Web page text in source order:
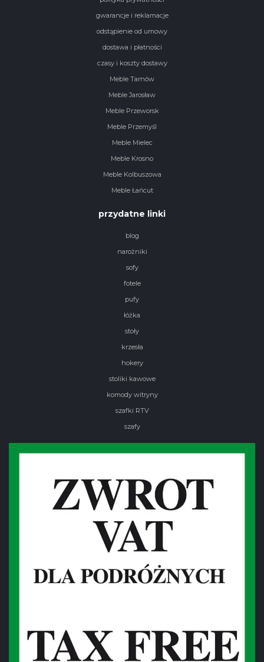
gwarancje i reklamacje
odstąpienie od umowy
dostawa i płatności
czasy i koszty dostawy
Meble Tarnów
Meble Jarosław
Meble Przeworsk
Meble Przemyśl
Meble Mielec
Meble Krosno
Meble Kolbuszowa
Meble Łańcut
przydatne linki
blog
narożniki
sofy
fotele
pufy
łóżka
stoły
krzesła
hokery
stoliki kawowe
komody witryny
szafki RTV
szafy